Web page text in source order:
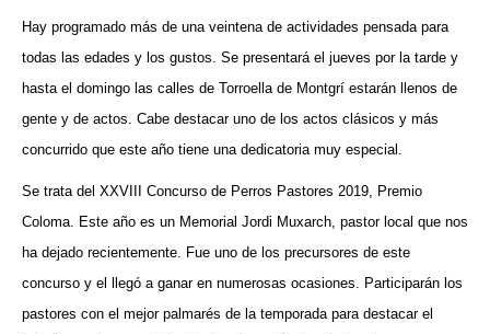
Hay programado más de una veintena de actividades pensada para
todas las edades y los gustos. Se presentará el jueves por la tarde y
hasta el domingo las calles de Torroella de Montgrí estarán llenos de
gente y de actos. Cabe destacar uno de los actos clásicos y más
concurrido que este año tiene una dedicatoria muy especial.
Se trata del XXVIII Concurso de Perros Pastores 2019, Premio
Coloma. Este año es un Memorial Jordi Muxarch, pastor local que nos
ha dejado recientemente. Fue uno de los precursores de este
concurso y el llegó a ganar en numerosas ocasiones. Participarán los
pastores con el mejor palmarés de la temporada para destacar el